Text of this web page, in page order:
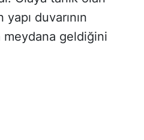
duvarının
geldiğini